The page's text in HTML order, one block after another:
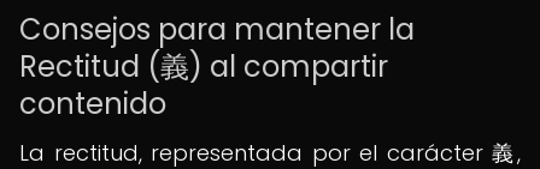
Consejos para mantener la
Rectitud (義) al compartir
contenido
La rectitud, representada por el carácter 義,